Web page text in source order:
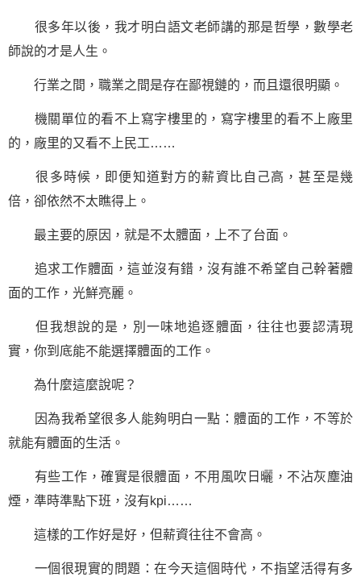
很多年以後，我才明白語文老師講的那是哲學，數學老
師說的才是人生。
行業之間，職業之間是存在鄙視鏈的，而且還很明顯。
機關單位的看不上寫字樓里的，寫字樓里的看不上廠里
的，廠里的又看不上民工……
很多時候，即便知道對方的薪資比自己高，甚至是幾
倍，卻依然不太瞧得上。
最主要的原因，就是不太體面，上不了台面。
追求工作體面，這並沒有錯，沒有誰不希望自己幹著體
面的工作，光鮮亮麗。
但我想說的是，別一味地追逐體面，往往也要認清現
實，你到底能不能選擇體面的工作。
為什麼這麼說呢？
因為我希望很多人能夠明白一點：體面的工作，不等於
就能有體面的生活。
有些工作，確實是很體面，不用風吹日曬，不沾灰塵油
煙，準時準點下班，沒有kpi……
這樣的工作好是好，但薪資往往不會高。
一個很現實的問題：在今天這個時代，不指望活得有多